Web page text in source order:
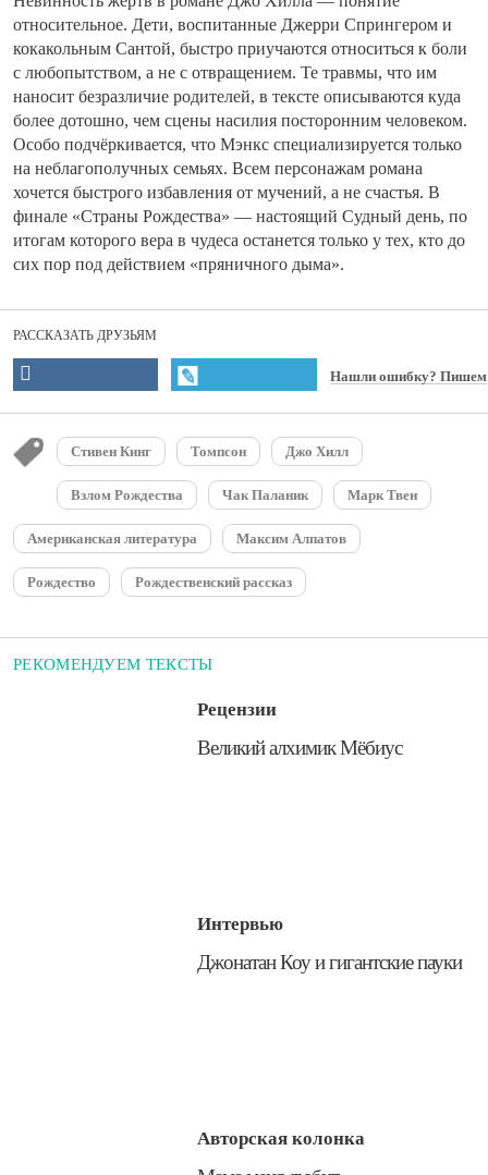
относительное. Дети, воспитанные Джерри Спрингером и
кокакольным Сантой, быстро приучаются относиться к боли
с любопытством, а не с отвращением. Те травмы, что им
наносит безразличие родителей, в тексте описываются куда
более дотошно, чем сцены насилия посторонним человеком.
Особо подчёркивается, что Мэнкс специализируется только
на неблагополучных семьях. Всем персонажам романа
хочется быстрого избавления от мучений, а не счастья. В
финале «Страны Рождества» — настоящий Судный день, по
итогам которого вера в чудеса останется только у тех, кто до
сих пор под действием «пряничного дыма».
РАССКАЗАТЬ ДРУЗЬЯМ
Нашли ошибку? Пишем
Стивен Кинг Томпсон Джо Хилл
Взлом Рождества Чак Паланик Марк Твен
Американская литература Максим Алпатов
Рождество Рождественский рассказ
РЕКОМЕНДУЕМ ТЕКСТЫ
Рецензии
​Великий алхимик Мёбиус
Интервью
​Джонатан Коу и гигантские пауки
Авторская колонка